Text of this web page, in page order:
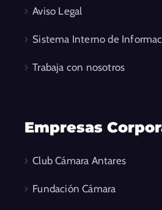
Aviso Legal
Sistema Interno de
Trabaja con nosotros
Empresas
Club Cámara Antares
Fundación Cámara